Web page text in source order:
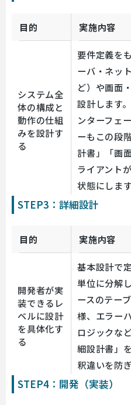
目的 実施内容
システム全
体の構成と
動作の仕組
みを設計す
る
要件定義を
ーバ・ネッ
ど）や画面
設計します
ンターフェ
ーもこの段
計書」「画
ライアント
状態にします
STEP3：詳細設計
目的 実施内容
開発者が実
装できるレ
ベルに設計
を具体化す
る
基本設計で
単位に分解
ースのテー
様、エラー
ロジックな
細設計書」
釈違いを防ぎ
STEP4：開発（実装）